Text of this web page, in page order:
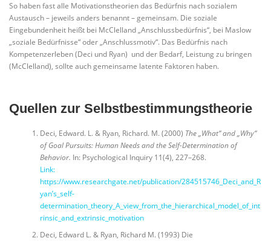
So haben fast alle Motivationstheorien das Bedürfnis nach sozialem
Austausch – jeweils anders benannt – gemeinsam. Die soziale
Eingebundenheit heißt bei McClelland „Anschlussbedürfnis“, bei Maslow
„soziale Bedürfnisse“ oder „Anschlussmotiv“. Das Bedürfnis nach
Kompetenzerleben (Deci und Ryan) und der Bedarf, Leistung zu bringen
(McClelland), sollte auch gemeinsame latente Faktoren haben.
Quellen zur Selbstbestimmungstheorie
Deci, Edward. L. & Ryan, Richard. M. (2000) The „What“ and „Why“
of Goal Pursuits: Human Needs and the Self-Determination of
Behavior. In: Psychological Inquiry 11(4), 227–268.
Link:
https://www.researchgate.net/publication/284515746_Deci_and_R
yan’s_self-
determination_theory_A_view_from_the_hierarchical_model_of_int
rinsic_and_extrinsic_motivation
Deci, Edward L. & Ryan, Richard M. (1993) Die